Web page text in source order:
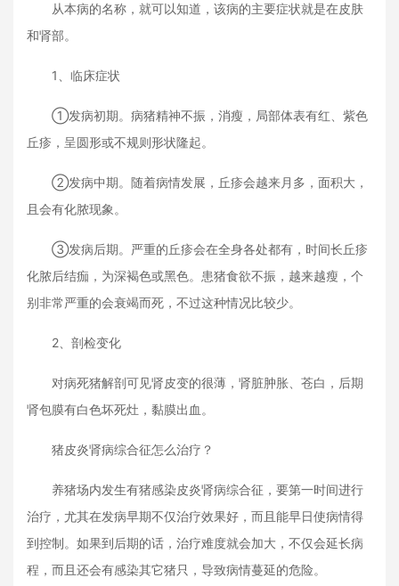
从本病的名称，就可以知道，该病的主要症状就是在皮肤
和肾部。
1、临床症状
①发病初期。病猪精神不振，消瘦，局部体表有红、紫色
丘疹，呈圆形或不规则形状隆起。
②发病中期。随着病情发展，丘疹会越来月多，面积大，
且会有化脓现象。
③发病后期。严重的丘疹会在全身各处都有，时间长丘疹
化脓后结痂，为深褐色或黑色。患猪食欲不振，越来越瘦，个
别非常严重的会衰竭而死，不过这种情况比较少。
2、剖检变化
对病死猪解剖可见肾皮变的很薄，肾脏肿胀、苍白，后期
肾包膜有白色坏死灶，黏膜出血。
猪皮炎肾病综合征怎么治疗？
养猪场内发生有猪感染皮炎肾病综合征，要第一时间进行
治疗，尤其在发病早期不仅治疗效果好，而且能早日使病情得
到控制。如果到后期的话，治疗难度就会加大，不仅会延长病
程，而且还会有感染其它猪只，导致病情蔓延的危险。